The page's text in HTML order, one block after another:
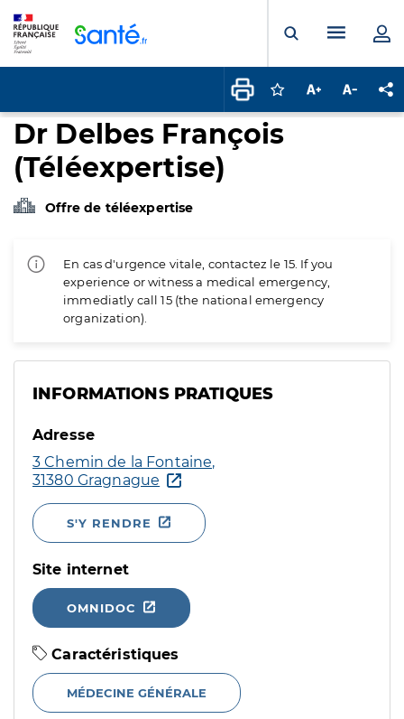
Ouvrir laMenu
Connectez-vous
Augmenter la
Dr Delbes François
(Téléexpertise)
Offre de téléexpertise
En cas d'urgence vitale, contactez le 15. If you
experience or witness a medical emergency,
immediatly call 15 (the national emergency
organization).
INFORMATIONS PRATIQUES
Adresse
3 Chemin de la Fontaine,
31380 Gragnague
S'Y RENDRE
Site internet
OMNIDOC
Caractéristiques
MÉDECINE GÉNÉRALE